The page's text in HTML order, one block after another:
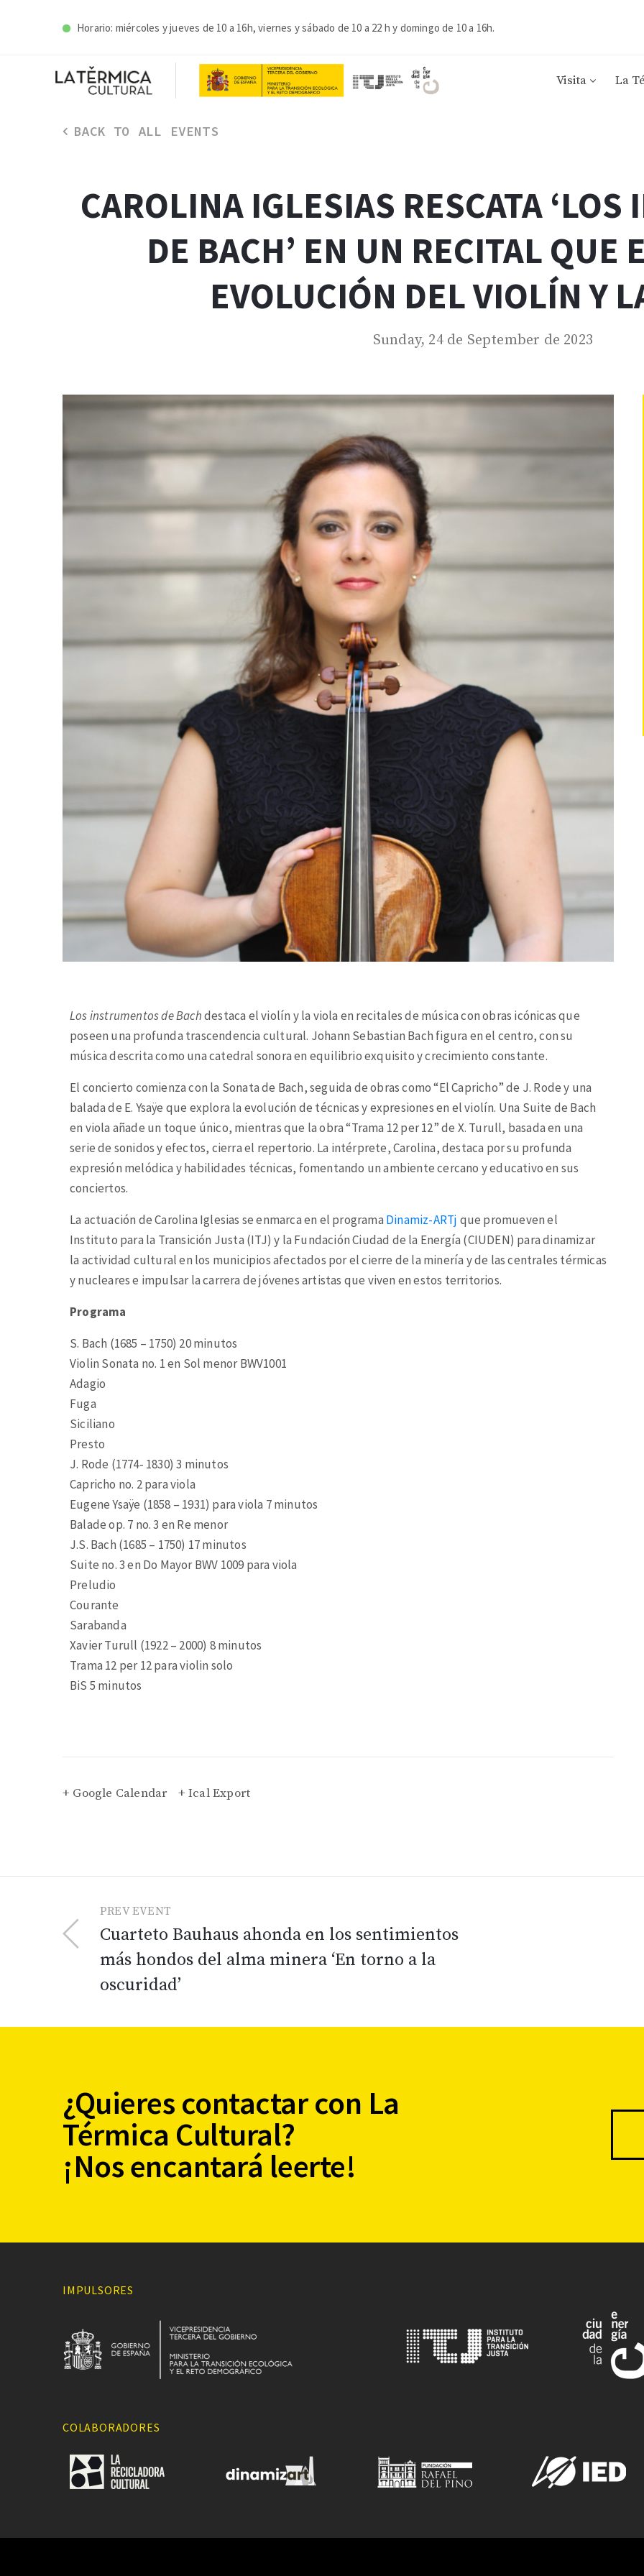
Horario: miércoles y jueves de 10 a 16h, viernes y sábado de 10 a 22 h y domingo de 10 a 16h.
Visita La
BACK TO ALL EVENTS
CAROLINA IGLESIAS RESCATA
DE BACH’ EN UN RECITAL QUE
EVOLUCIÓN DEL VIOLÍN Y
Sunday, 24 de September de 2023
Los instrumentos de Bachdestaca el violín y la viola en recitales de música con obras icónicas que
poseen una profunda trascendencia cultural. Johann Sebastian Bach figura en el centro, con su
música descrita como una catedral sonora en equilibrio exquisito y crecimiento constante.
El concierto comienza con la Sonata de Bach, seguida de obras como “El Capricho” de J. Rode y una
balada de E. Ysaÿe que explora la evolución de técnicas y expresiones en el violín. Una Suite de Bach
en viola añade un toque único, mientras que la obra “Trama 12 per 12” de X. Turull, basada en una
serie de sonidos y efectos, cierra el repertorio. La intérprete, Carolina, destaca por su profunda
expresión melódica y habilidades técnicas, fomentando un ambiente cercano y educativo en sus
conciertos.
La actuación de Carolina Iglesias se enmarca en el programa Dinamiz-ARTj que promueven el
Instituto para la Transición Justa (ITJ) y la Fundación Ciudad de la Energía (CIUDEN) para dinamizar
la actividad cultural en los municipios afectados por el cierre de la minería y de las centrales térmicas
y nucleares e impulsar la carrera de jóvenes artistas que viven en estos territorios.
Programa
S. Bach (1685 – 1750) 20 minutos
Violin Sonata no. 1 en Sol menor BWV1001
Adagio
Fuga
Siciliano
Presto
J. Rode (1774- 1830) 3 minutos
Capricho no. 2 para viola
Eugene Ysaÿe (1858 – 1931) para viola 7 minutos
Balade op. 7 no. 3 en Re menor
J.S. Bach (1685 – 1750) 17 minutos
Suite no. 3 en Do Mayor BWV 1009 para viola
Preludio
Courante
Sarabanda
Xavier Turull (1922 – 2000) 8 minutos
Trama 12 per 12 para violin solo
BiS 5 minutos
+ Google Calendar + Ical Export
PREV EVENT
Cuarteto Bauhaus ahonda en los sentimientos
más hondos del alma minera ‘En torno a la
oscuridad’
¿Quieres contactar con La
Térmica Cultural?
¡Nos encantará leerte!
IMPULSORES
COLABORADORES